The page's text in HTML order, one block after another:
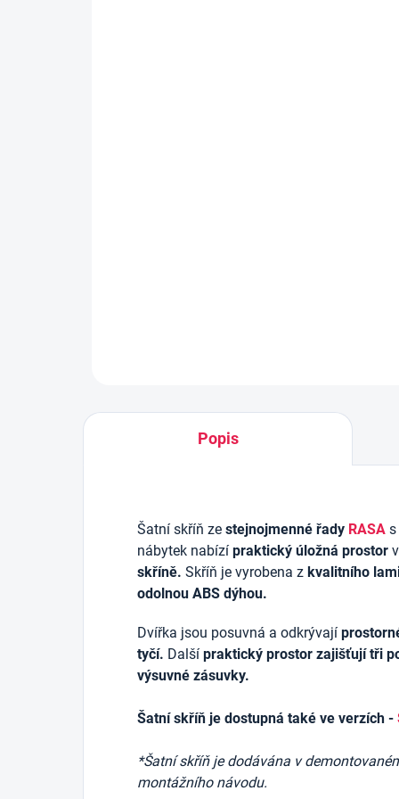
Popis
Šatní skříň ze stejnojmenné řady RASA s
nábytek nabízí praktický úložná prostor
skříně. Skříň je vyrobena z kvalitního
odolnou ABS dýhou.
Dvířka jsou posuvná a odkrývají
tyčí. Další praktický prostor zajišťují tři
výsuvné zásuvky.
Šatní skříň je dostupná také ve verzích -
*Šatní skříň je dodávána v
montážního návodu.